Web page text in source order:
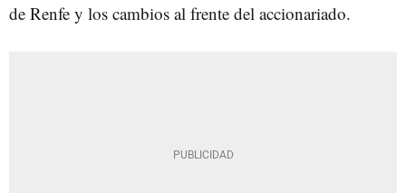
de Renfe y los cambios al frente del accionariado.